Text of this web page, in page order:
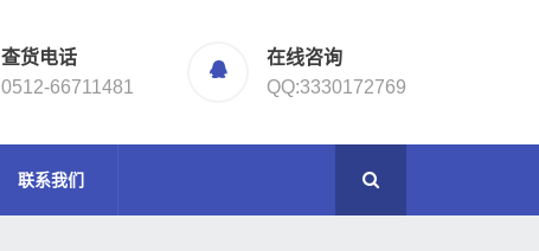
查货电话
0512-66711481
在线咨询
QQ:3330172769
联系我们